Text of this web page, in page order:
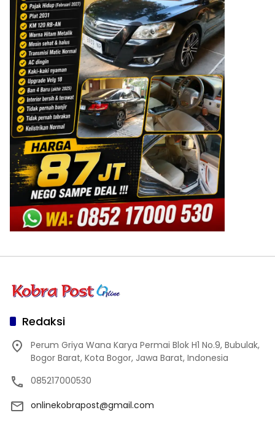
Redaksi
Perum Griya Wana Karya Permai Blok H1 No.9, Bubulak,
Bogor Barat, Kota Bogor, Jawa Barat, Indonesia
085217000530
onlinekobrapost@gmail.com